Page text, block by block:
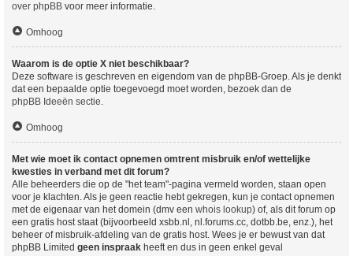
over phpBB voor meer informatie.
Omhoog
Waarom is de optie X niet beschikbaar?
Deze software is geschreven en eigendom van de phpBB-Groep. Als je denkt
dat een bepaalde optie toegevoegd moet worden, bezoek dan de
phpBB Ideeën sectie.
Omhoog
Met wie moet ik contact opnemen omtrent misbruik en/of wettelijke
kwesties in verband met dit forum?
Alle beheerders die op de "het team"-pagina vermeld worden, staan open
voor je klachten. Als je geen reactie hebt gekregen, kun je contact opnemen
met de eigenaar van het domein (dmv een whois lookup) of, als dit forum op
een gratis host staat (bijvoorbeeld xsbb.nl, nl.forums.cc, dotbb.be, enz.), het
beheer of misbruik-afdeling van de gratis host. Wees je er bewust van dat
phpBB Limited geen inspraak heeft en dus in geen enkel geval